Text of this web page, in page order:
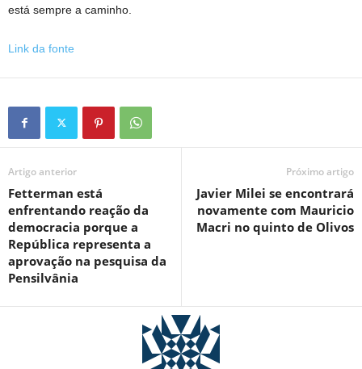
está sempre a caminho.
Link da fonte
Artigo anterior
Fetterman está
enfrentando reação da
democracia porque a
República representa a
aprovação na pesquisa da
Pensilvânia
Próximo artigo
Javier Milei se encontrará
novamente com Mauricio
Macri no quinto de Olivos